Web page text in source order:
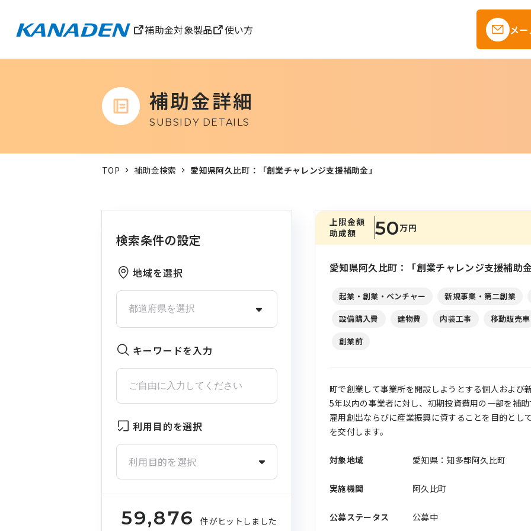
補助金対象製品 使い方 メ
補助金詳細
SUBSIDY DETAILS
TOP 補助金検索 愛知県阿久比町：「創業チャレンジ支援補助金」
検索条件の設定
地域を選択
キーワードを入力
利用目的を選択
利用目的を選択
59,876 件がヒットしました
上限金額
助成額
50万円
愛知県阿久比町：「創業チャレンジ支援補助
起業・創業・ベンチャー
新規事業・第二創業
設備購入費
建物費 内装工事
移動販売車
創業前
町で創業して事業所を開設しようとする個人および
5年以内の事業者に対し、初期投資費用の一部を補
雇用創出ならびに産業振興に資することを目的とし
を交付します。
対象地域 愛知県：知多郡阿久比町
実施機関 阿久比町
公募ステータス 公募中